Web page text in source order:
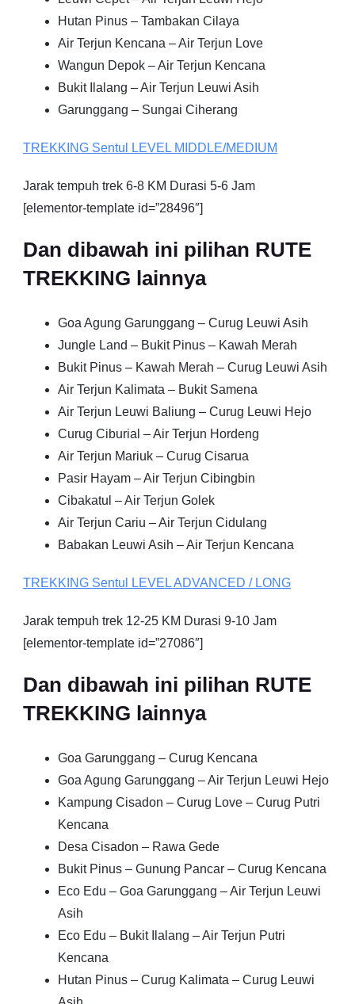
Hutan Pinus – Tambakan Cilaya
Air Terjun Kencana – Air Terjun Love
Wangun Depok – Air Terjun Kencana
Bukit Ilalang – Air Terjun Leuwi Asih
Garunggang – Sungai Ciherang
TREKKING Sentul LEVEL MIDDLE/MEDIUM
Jarak tempuh trek 6-8 KM Durasi 5-6 Jam
[elementor-template id=”28496″]
Dan dibawah ini pilihan RUTE
TREKKING lainnya
Goa Agung Garunggang – Curug Leuwi Asih
Jungle Land – Bukit Pinus – Kawah Merah
Bukit Pinus – Kawah Merah – Curug Leuwi Asih
Air Terjun Kalimata – Bukit Samena
Air Terjun Leuwi Baliung – Curug Leuwi Hejo
Curug Ciburial – Air Terjun Hordeng
Air Terjun Mariuk – Curug Cisarua
Pasir Hayam – Air Terjun Cibingbin
Cibakatul – Air Terjun Golek
Air Terjun Cariu – Air Terjun Cidulang
Babakan Leuwi Asih – Air Terjun Kencana
TREKKING Sentul LEVEL ADVANCED / LONG
Jarak tempuh trek 12-25 KM Durasi 9-10 Jam
[elementor-template id=”27086″]
Dan dibawah ini pilihan RUTE
TREKKING lainnya
Goa Garunggang – Curug Kencana
Goa Agung Garunggang – Air Terjun Leuwi Hejo
Kampung Cisadon – Curug Love – Curug Putri
Kencana
Desa Cisadon – Rawa Gede
Bukit Pinus – Gunung Pancar – Curug Kencana
Eco Edu – Goa Garunggang – Air Terjun Leuwi
Asih
Eco Edu – Bukit Ilalang – Air Terjun Putri
Kencana
Hutan Pinus – Curug Kalimata – Curug Leuwi